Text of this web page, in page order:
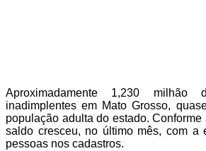
Aproximadamente 1,230 milhão
inadimplentes em Mato Grosso,
população adulta do estado.
saldo cresceu, no último mês, com a
pessoas nos cadastros.